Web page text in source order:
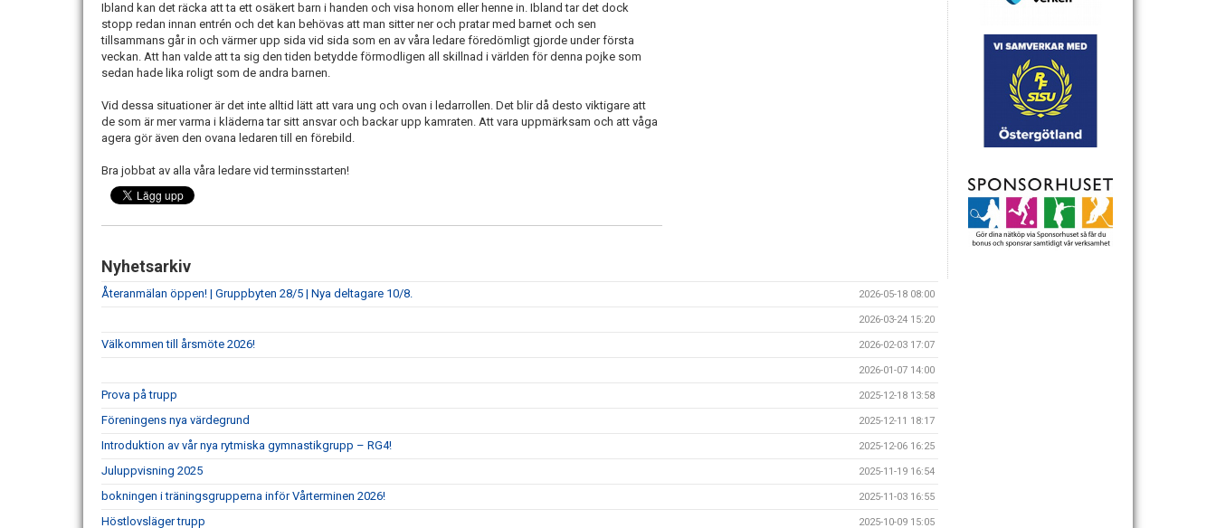
Ibland kan det räcka att ta ett osäkert barn i handen och visa honom eller henne in. Ibland tar det dock
stopp redan innan entrén och det kan behövas att man sitter ner och pratar med barnet och sen
tillsammans går in och värmer upp sida vid sida som en av våra ledare föredömligt gjorde under första
veckan. Att han valde att ta sig den tiden betydde förmodligen all skillnad i världen för denna pojke som
sedan hade lika roligt som de andra barnen.
Vid dessa situationer är det inte alltid lätt att vara ung och ovan i ledarrollen. Det blir då desto viktigare att
de som är mer varma i kläderna tar sitt ansvar och backar upp kamraten. Att vara uppmärksam och att våga
agera gör även den ovana ledaren till en förebild.
Bra jobbat av alla våra ledare vid terminsstarten!
Nyhetsarkiv
Återanmälan öppen! | Gruppbyten 28/5 | Nya deltagare 10/8. 2026-05-18 08:00
2026-03-24 15:20
Välkommen till årsmöte 2026! 2026-02-03 17:07
2026-01-07 14:00
Prova på trupp 2025-12-18 13:58
Föreningens nya värdegrund 2025-12-11 18:17
Introduktion av vår nya rytmiska gymnastikgrupp – RG4! 2025-12-06 16:25
Juluppvisning 2025 2025-11-19 16:54
bokningen i träningsgrupperna inför Vårterminen 2026! 2025-11-03 16:55
Höstlovsläger trupp 2025-10-09 15:05